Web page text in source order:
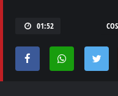
01:52